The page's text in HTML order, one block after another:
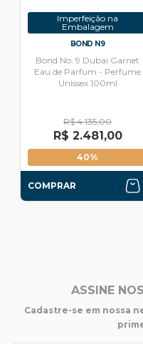
Imperfeição na
Embalagem
BOND N9
Bond No. 9 Dubai Garnet
Eau de Parfum - Perfume
Unissex 100ml
R$ 4.135,00
R$ 2.481,00
40%
COMPRAR
ASSINE
Cadastre-se em nossa